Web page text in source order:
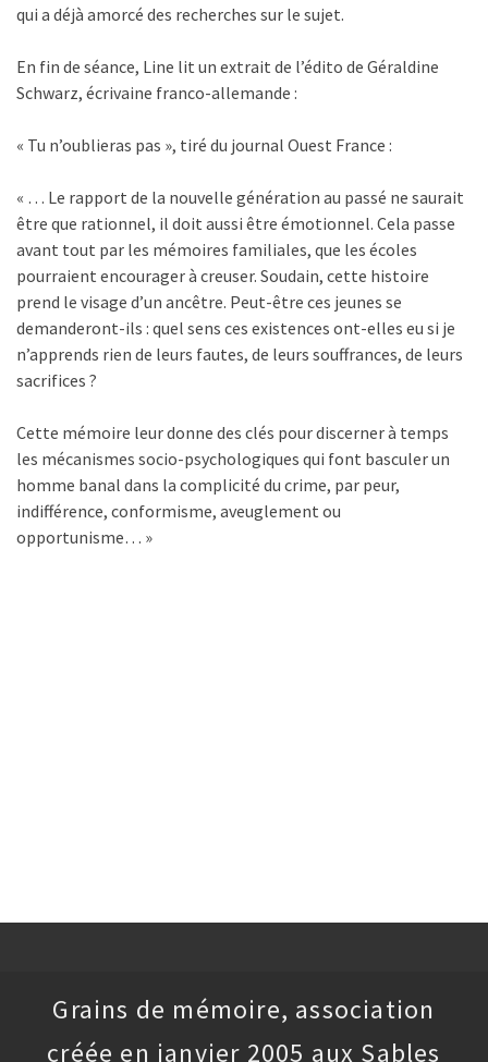
qui a déjà amorcé des recherches sur le sujet.
En fin de séance, Line lit un extrait de l’édito de Géraldine
Schwarz, écrivaine franco-allemande :
« Tu n’oublieras pas », tiré du journal Ouest France :
« … Le rapport de la nouvelle génération au passé ne saurait
être que rationnel, il doit aussi être émotionnel. Cela passe
avant tout par les mémoires familiales, que les écoles
pourraient encourager à creuser. Soudain, cette histoire
prend le visage d’un ancêtre. Peut-être ces jeunes se
demanderont-ils : quel sens ces existences ont-elles eu si je
n’apprends rien de leurs fautes, de leurs souffrances, de leurs
sacrifices ?
Cette mémoire leur donne des clés pour discerner à temps
les mécanismes socio-psychologiques qui font basculer un
homme banal dans la complicité du crime, par peur,
indifférence, conformisme, aveuglement ou
opportunisme… »
Grains de mémoire, association
créée en janvier 2005 aux Sables